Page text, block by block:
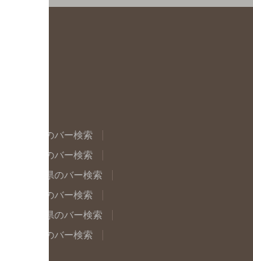
福島県のバー検索
東京都のバー検索
岐阜県のバー検索
奈良県のバー検索
島根県のバー検索
佐賀県のバー検索